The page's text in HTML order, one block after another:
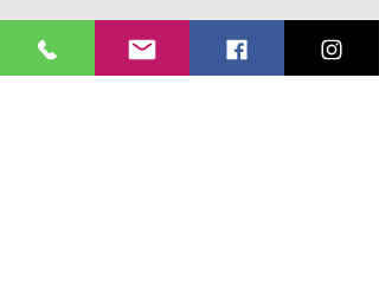
100 000